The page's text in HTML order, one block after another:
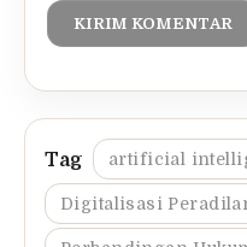
artificial
Digitalisasi